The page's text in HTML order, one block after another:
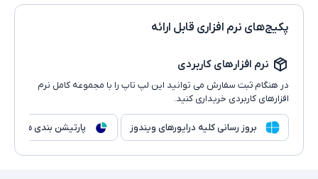
پکیج‌های نرم افزاری قابل ارائه
نرم افزارهای کاربردی
در هنگام ثبت سفارش می توانید این لپ تاپ را با مجموعه کامل نرم
افزارهای کاربردی خریداری کنید.
بروز رسانی کلیه درایورهای ویندوز پارتیشن بندی هارد